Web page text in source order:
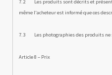
7.2 Les produits sont décrits et
même l'acheteur est informé que ces
7.3 Les photographies des produits ne
Article 8 – Prix